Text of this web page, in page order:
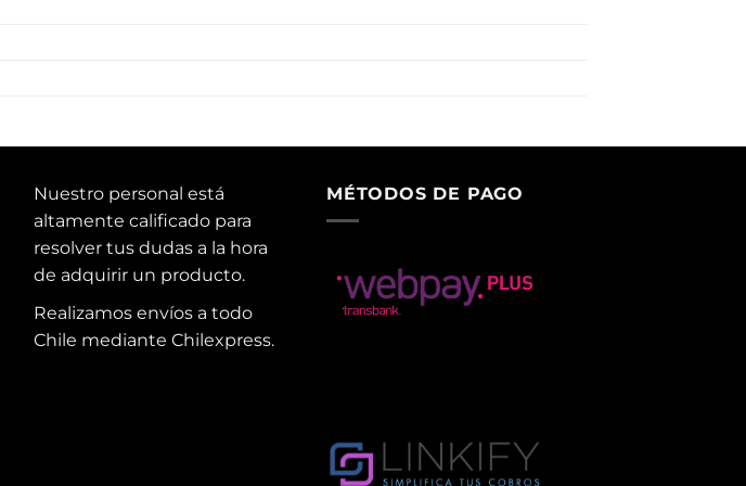
Nuestro personal está
altamente calificado para
resolver tus dudas a la hora
de adquirir un producto.
Realizamos envíos a todo
Chile mediante Chilexpress.
MÉTODOS DE PAGO